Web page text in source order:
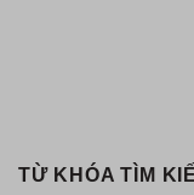
TỪ KHÓA TÌM